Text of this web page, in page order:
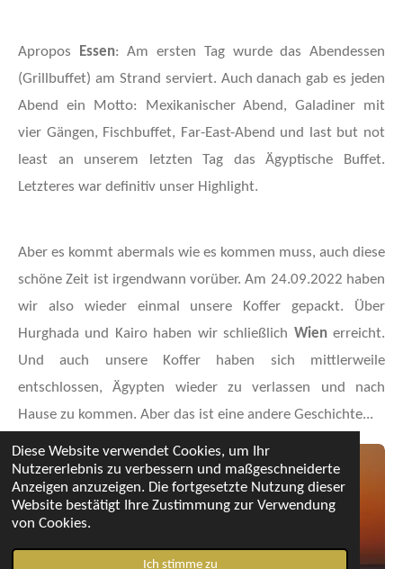
Diese Website verwendet Cookies, um Ihr
Nutzererlebnis zu verbessern und maßgeschneiderte
Anzeigen anzuzeigen. Die fortgesetzte Nutzung dieser
Website bestätigt Ihre Zustimmung zur Verwendung
von Cookies.
Ich stimme zu
Apropos Essen: Am ersten Tag wurde das Abendessen
(Grillbuffet) am Strand serviert. Auch danach gab es jeden
Abend ein Motto: Mexikanischer Abend, Galadiner mit
vier Gängen, Fischbuffet, Far-East-Abend und last but not
least an unserem letzten Tag das Ägyptische Buffet.
Letzteres war definitiv unser Highlight.
Aber es kommt abermals wie es kommen muss, auch diese
schöne Zeit ist irgendwann vorüber. Am 24.09.2022 haben
wir also wieder einmal unsere Koffer gepackt. Über
Hurghada und Kairo haben wir schließlich Wienerreicht.
Und auch unsere Koffer haben sich mittlerweile
entschlossen, Ägypten wieder zu verlassen und nach
Hause zu kommen. Aber das ist eine andere Geschichte...